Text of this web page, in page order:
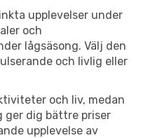
upplevelser under
och
lågsäsong. Välj den
och livlig eller
och liv, medan
ger dig bättre priser
upplevelse av